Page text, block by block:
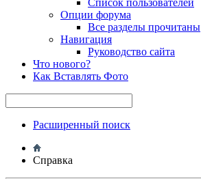
Опции форума
Все разделы прочитаны
Навигация
Руководство сайта
Что нового?
Как Вставлять Фото
Расширенный поиск
Справка